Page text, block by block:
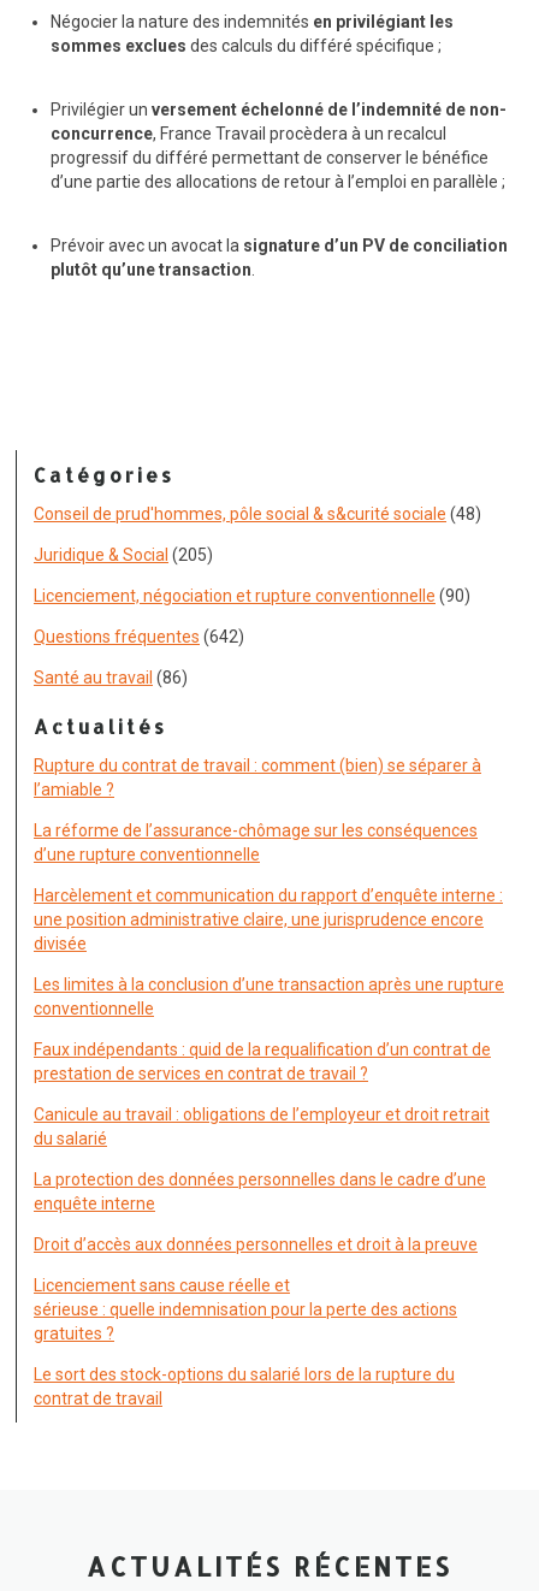
Négocier la nature des indemnités en privilégiant les
sommes exclues des calculs du différé spécifique ;
Privilégier un versement échelonné de l’indemnité de non-
concurrence, France Travail procèdera à un recalcul
progressif du différé permettant de conserver le bénéfice
d’une partie des allocations de retour à l’emploi en parallèle ;
Prévoir avec un avocat la signature d’un PV de conciliation
plutôt qu’une transaction
Catégories
Conseil de prud'hommes, pôle social & s&curité sociale (48)
Juridique & Social (205)
Licenciement, négociation et rupture conventionnelle (90)
Questions fréquentes (642)
Santé au travail (86)
Actualités
Rupture du contrat de travail : comment (bien) se séparer à
l’amiable ?
La réforme de l’assurance-chômage sur les conséquences
d’une rupture conventionnelle
Harcèlement et communication du rapport d’enquête interne :
une position administrative claire, une jurisprudence encore
divisée
Les limites à la conclusion d’une transaction après une rupture
conventionnelle
Faux indépendants : quid de la requalification d’un contrat de
prestation de services en contrat de travail ?
Canicule au travail : obligations de l’employeur et droit retrait
du salarié
La protection des données personnelles dans le cadre d’une
enquête interne
Droit d’accès aux données personnelles et droit à la preuve
Licenciement sans cause réelle et
sérieuse : quelle indemnisation pour la perte des actions
gratuites ?
Le sort des stock-options du salarié lors de la rupture du
contrat de travail
ACTUALITÉS RÉCENTES